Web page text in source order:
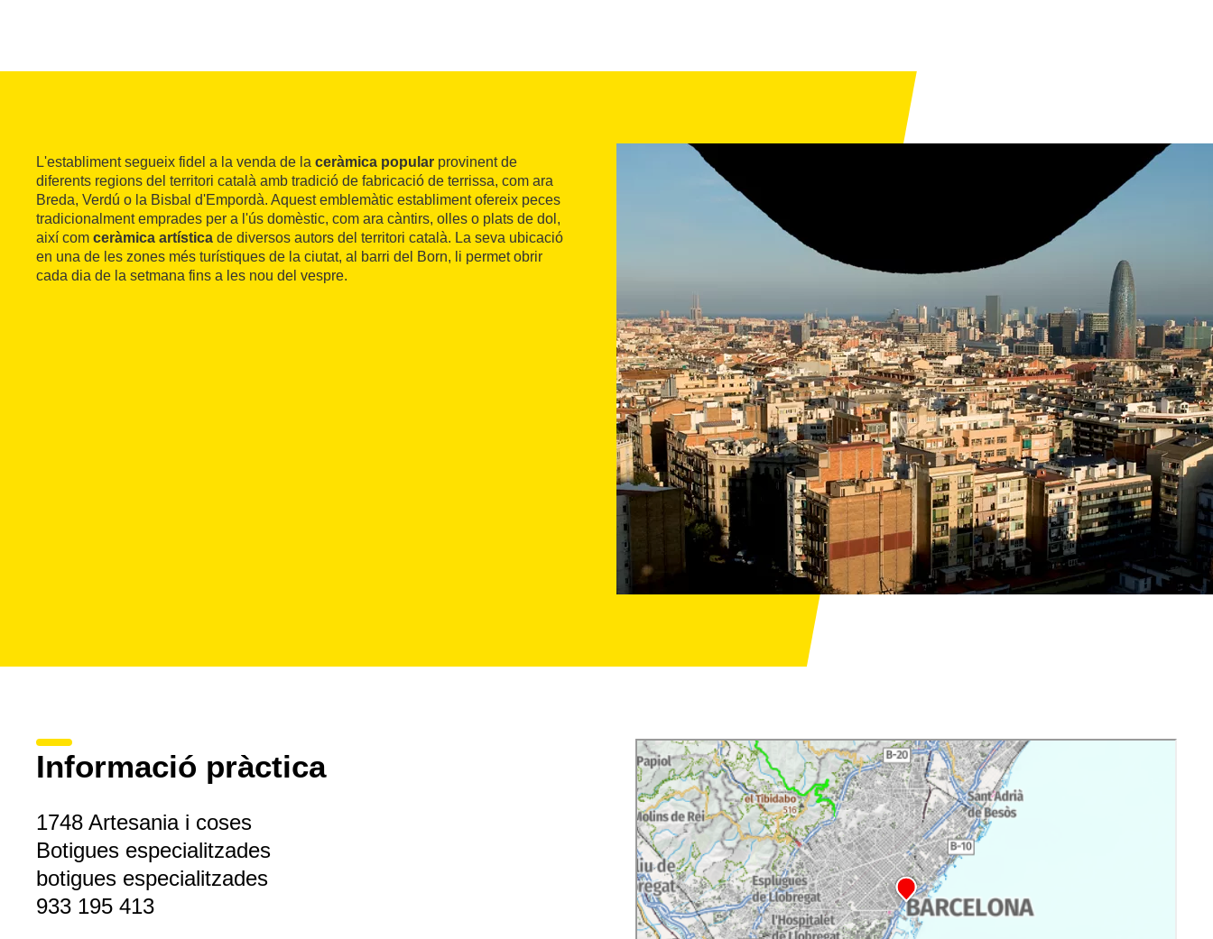
L'establiment segueix fidel a la venda de la ceràmica popular provinent de
diferents regions del territori català amb tradició de fabricació de terrissa, com ara
Breda, Verdú o la Bisbal d'Empordà. Aquest emblemàtic establiment ofereix peces
tradicionalment emprades per a l'ús domèstic, com ara càntirs, olles o plats de dol,
així com ceràmica artística de diversos autors del territori català. La seva ubicació
en una de les zones més turístiques de la ciutat, al barri del Born, li permet obrir
cada dia de la setmana fins a les nou del vespre.
Informació pràctica
1748 Artesania i coses
Botigues especialitzades
botigues especialitzades
933 195 413